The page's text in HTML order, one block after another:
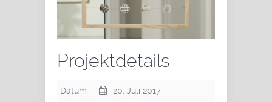
Projektdetails
Datum 20. Juli 2017